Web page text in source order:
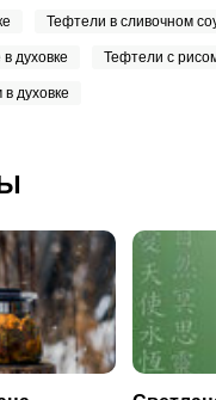
Тефтели в сливочном
духовке Тефтели с
духовке